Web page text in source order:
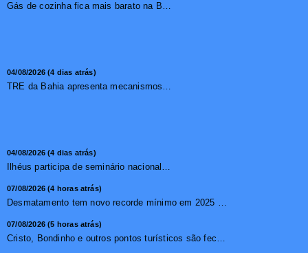
Gás de cozinha fica mais barato na Bahia após redução de 7,1%
04/08/2026 (4 dias atrás)
TRE da Bahia apresenta mecanismos de segurança das urnas e nova ordem de votação para eleições
04/08/2026 (4 dias atrás)
Ilhéus participa de seminário nacional sobre turismo sustentável e captação de investimentos
07/08/2026 (4 horas atrás)
Desmatamento tem novo recorde mínimo em 2025 na mata atlâ...
07/08/2026 (5 horas atrás)
Cristo, Bondinho e outros pontos turísticos são fechados ...